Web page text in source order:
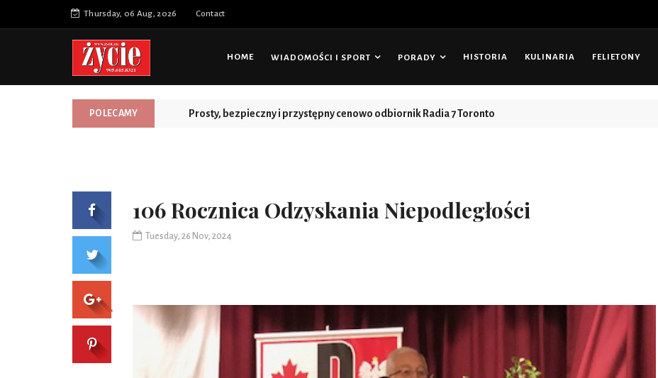
Thursday, 06 Aug, 2026 Contact
HOME WIADOMOŚCI I SPORT PORADY HISTORIA KULINARIA FELIETONY
POLECAMY Nowa jakość, więcej możliwości
106 Rocznica Odzyskania Niepodległości
Tuesday, 26 Nov, 2024